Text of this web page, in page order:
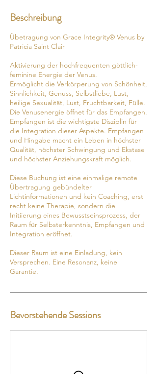
Beschreibung
Übetragung von Grace Integrity® Venus by
Patricia Saint Clair
Aktivierung der hochfrequenten göttlich-
feminine Energie der Venus.
Ermöglicht die Verkörperung von Schönheit,
Sinnlichkeit, Genuss, Selbstliebe, Lust,
heilige Sexualität, Lust, Fruchtbarkeit, Fülle.
Die Venusenergie öffnet für das Empfangen.
Empfangen ist die wichtigste Disziplin für
die Integration dieser Aspekte. Empfangen
und Hingabe macht ein Leben in höchster
Qualität, höchster Schwingung und Ekstase
und höchster Anziehungskraft möglich.
Diese Buchung ist eine einmalige remote
Übertragung gebündelter
Lichtinformationen und kein Coaching, erst
recht keine Therapie, sondern die
Initiierung eines Bewusstseinsprozess, der
Raum für Selbsterkenntnis, Empfangen und
Integration eröffnet.
Dieser Raum ist eine Einladung, kein
Versprechen. Eine Resonanz, keine
Garantie.
Bevorstehende Sessions